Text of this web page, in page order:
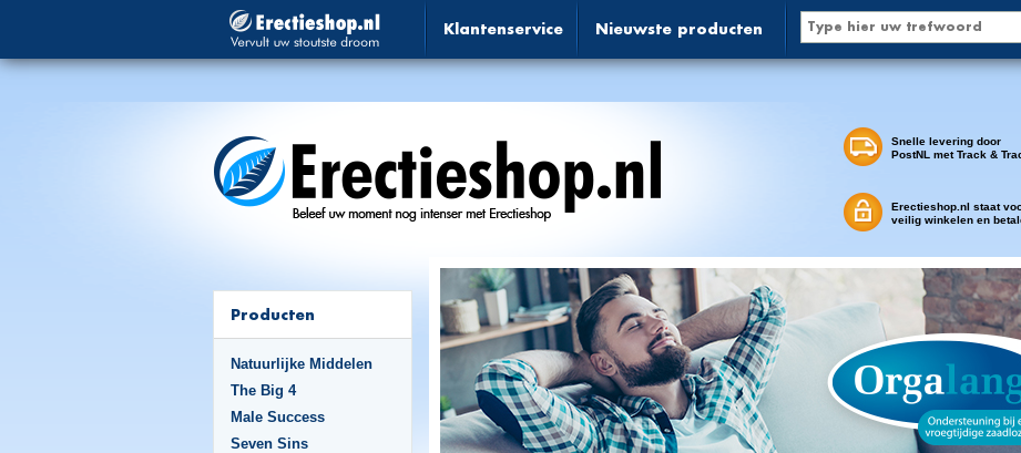
Klantenservice Nieuwste producten
Snelle levering door
PostNL met Track &
Erectieshop.nl staat
veilig winkelen en
Producten
Natuurlijke Middelen
The Big 4
Male Success
Seven Sins